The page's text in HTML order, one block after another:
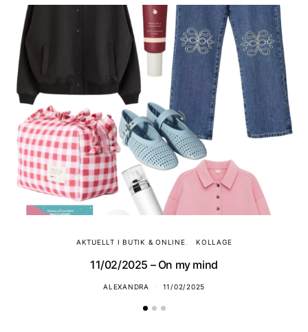
AKTUELLT I BUTIK & ONLINE KOLLAGE
11/02/2025 – On my mind
ALEXANDRA 11/02/2025